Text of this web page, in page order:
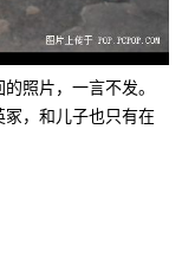
照片，一言不发。
，和儿子也只有在